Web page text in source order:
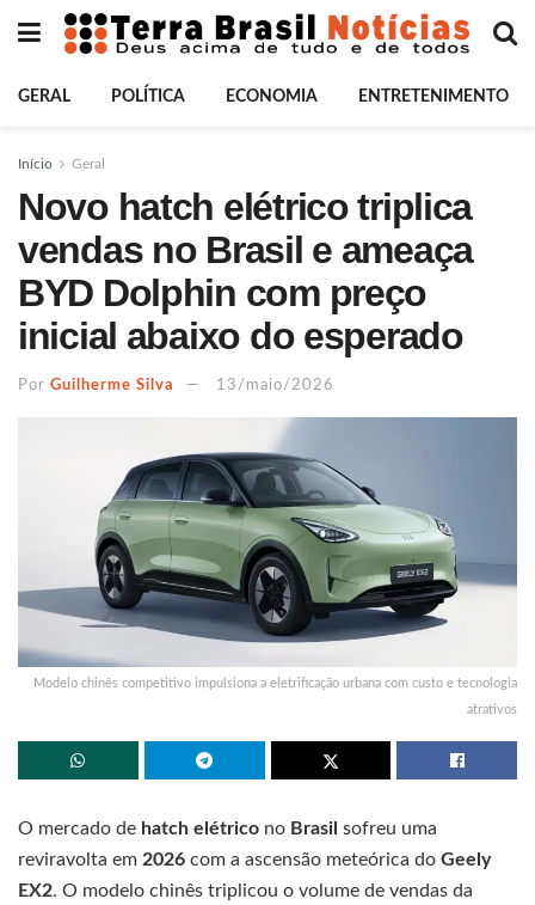
GERAL POLÍTICA ECONOMIA ENTRETENIMENTO
Início Geral
Novo hatch elétrico triplica
vendas no Brasil e ameaça
BYD Dolphin com preço
inicial abaixo do esperado
Por Guilherme Silva 13/maio/2026
Modelo chinês competitivo impulsiona a eletrificação urbana com custo e tecnologia
atrativos
O mercado de hatch elétrico no Brasil sofreu uma
reviravolta em 2026 com a ascensão meteórica do Geely
EX2. O modelo chinês triplicou o volume de vendas da